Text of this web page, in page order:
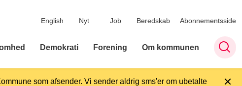
English Nyt Job Beredskab Abonnementsside
Demokrati Forening Om kommunen
som afsender. Vi sender aldrig sms'er om ubetalte